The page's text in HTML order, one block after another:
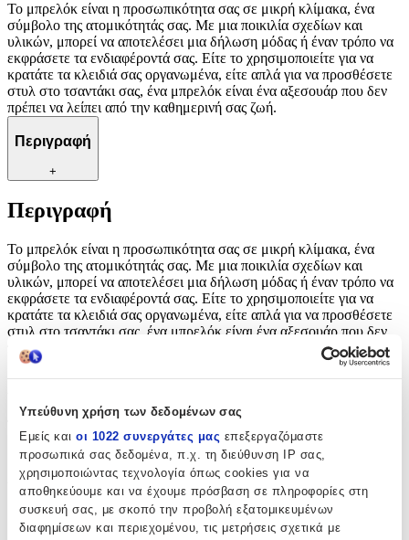
Υπεύθυνη χρήση των δεδομένων σας
Εμείς και οι 1022 συνεργάτες μας επεξεργαζόμαστε
προσωπικά σας δεδομένα, π.χ. τη διεύθυνση IP σας,
χρησιμοποιώντας τεχνολογία όπως cookies για να
αποθηκεύουμε και να έχουμε πρόσβαση σε πληροφορίες στη
συσκευή σας, με σκοπό την προβολή εξατομικευμένων
διαφημίσεων και περιεχομένου, τις μετρήσεις σχετικά με
Το μπρελόκ είναι η προσωπικότητα σας σε μικρή κλίμακα, ένα
σύμβολο της ατομικότητάς σας. Με μια ποικιλία σχεδίων και
υλικών, μπορεί να αποτελέσει μια δήλωση μόδας ή έναν τρόπο να
εκφράσετε τα ενδιαφέροντά σας. Είτε το χρησιμοποιείτε για να
κρατάτε τα κλειδιά σας οργανωμένα, είτε απλά για να προσθέσετε
στυλ στο τσαντάκι σας, ένα μπρελόκ είναι ένα αξεσουάρ που δεν
πρέπει να λείπει από την καθημερινή σας ζωή.
Περιγραφή
+
Περιγραφή
Το μπρελόκ είναι η προσωπικότητα σας σε μικρή κλίμακα, ένα
σύμβολο της ατομικότητάς σας. Με μια ποικιλία σχεδίων και
υλικών, μπορεί να αποτελέσει μια δήλωση μόδας ή έναν τρόπο να
εκφράσετε τα ενδιαφέροντά σας. Είτε το χρησιμοποιείτε για να
κρατάτε τα κλειδιά σας οργανωμένα, είτε απλά για να προσθέσετε
στυλ στο τσαντάκι σας, ένα μπρελόκ είναι ένα αξεσουάρ που δεν
πρέπει να λείπει από την καθημερινή σας ζωή.
Χαρακτηριστικά
Μπρελόκ
Υλικό:
Μεταλλικό